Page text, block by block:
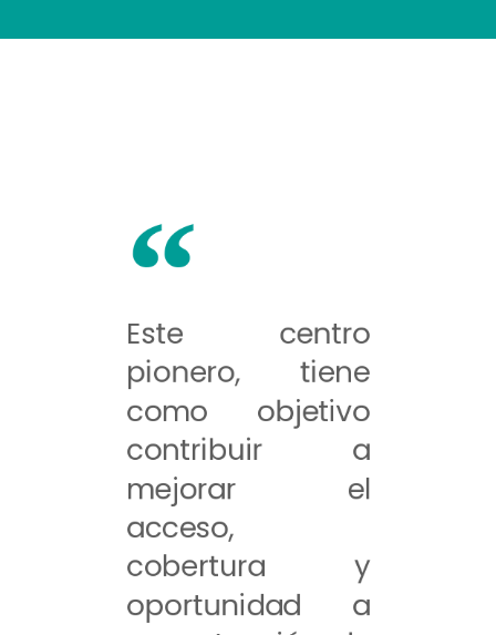
Este centro
pionero, tiene
como objetivo
contribuir a
mejorar el
acceso,
cobertura y
oportunidad a